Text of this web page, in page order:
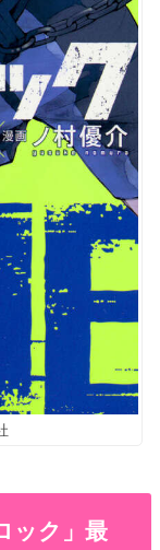
ック」最